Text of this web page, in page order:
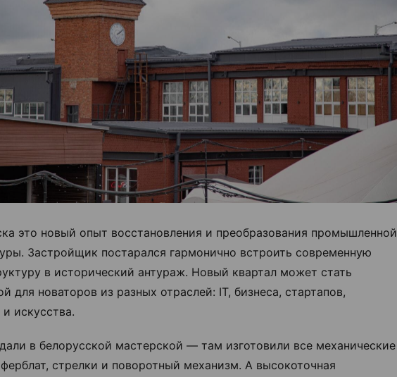
это новый опыт восстановления и преобразования промышленной
Застройщик постарался гармонично встроить современную
в исторический антураж. Новый квартал может стать
для новаторов из разных отраслей: IT, бизнеса, стартапов,
искусства.
в белорусской мастерской — там изготовили все механические
стрелки и поворотный механизм. А высокоточная